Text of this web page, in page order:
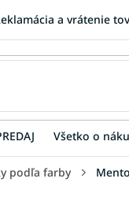
a vrátenie
Všetko o
podľa farby